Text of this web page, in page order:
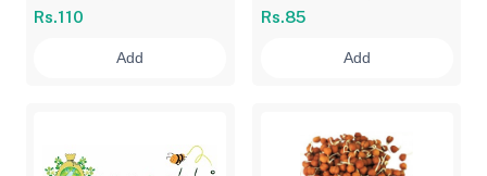
180 gm
Rs.110
Add
आलेले 200 gm
Rs.85
Add